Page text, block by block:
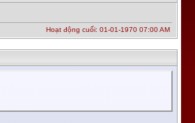
Hoạt động cuối: 01-01-1970 07:00 AM